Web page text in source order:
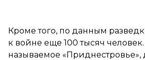
Кроме того, по данным
к войне еще 100 тысяч
называемое